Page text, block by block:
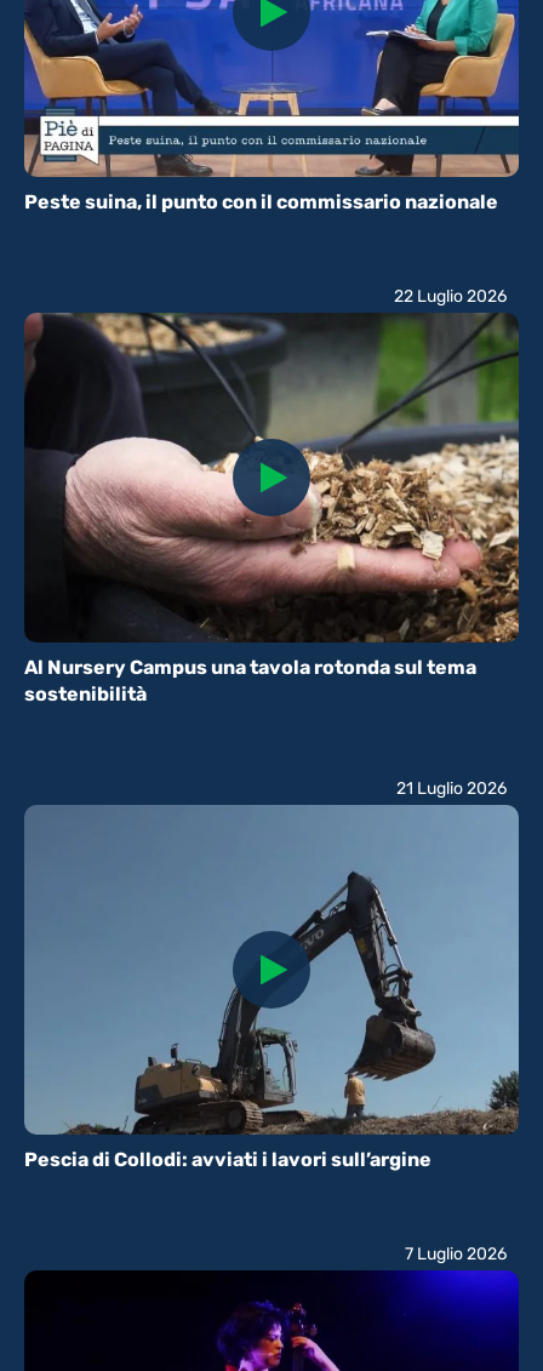
Peste suina, il punto con il commissario nazionale
Al Nursery Campus una tavola rotonda sul tema
sostenibilità
22 Luglio 2026
Pescia di Collodi: avviati i lavori sull’argine
21 Luglio 2026
7 Luglio 2026